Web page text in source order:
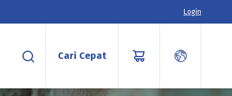
Login
Cari Cepat